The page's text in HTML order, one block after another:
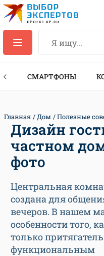
СМАРТФОНЫ
Главная Дом Полезные
Дизайн
частном
фото
Центральная
создана для
вечеров. В нашем
особенности того,
только
функциональным